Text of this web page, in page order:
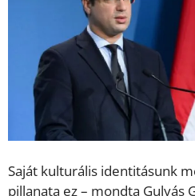
Saját kulturális identitásunk
pillanata ez – mondta Gulyás